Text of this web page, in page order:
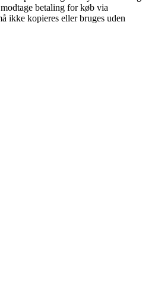
betaling for køb via
ikke kopieres eller bruges uden